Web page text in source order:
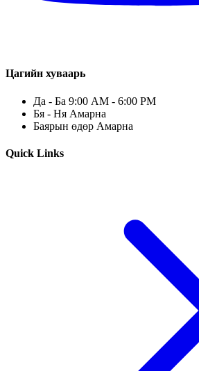
Цагийн хуваарь
Да - Ба 9:00 AM - 6:00 PM
Бя - Ня Амарна
Баярын өдөр Амарна
Quick Links